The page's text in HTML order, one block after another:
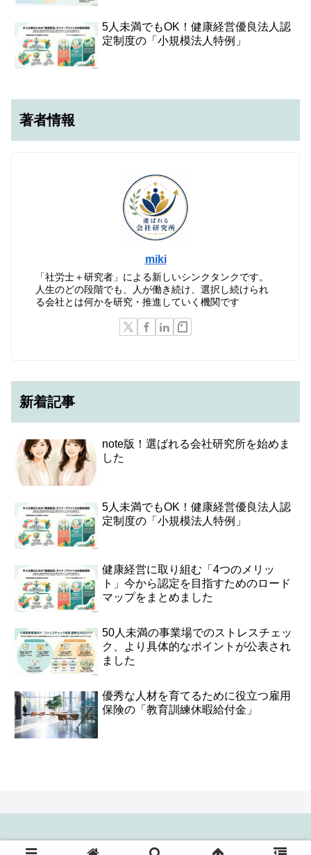
5人未満でもOK！健康経営優良法人認
定制度の「小規模法人特例」
著者情報
miki
「社労士＋研究者」による新しいシンクタンクです。
人生のどの段階でも、人が働き続け、選択し続けられ
る会社とは何かを研究・推進していく機関です
新着記事
note版！選ばれる会社研究所を始めま
した
5人未満でもOK！健康経営優良法人認
定制度の「小規模法人特例」
健康経営に取り組む「4つのメリッ
ト」今から認定を目指すためのロード
マップをまとめました
50人未満の事業場でのストレスチェッ
ク、より具体的なポイントが公表され
ました
優秀な人材を育てるために役立つ雇用
保険の「教育訓練休暇給付金」